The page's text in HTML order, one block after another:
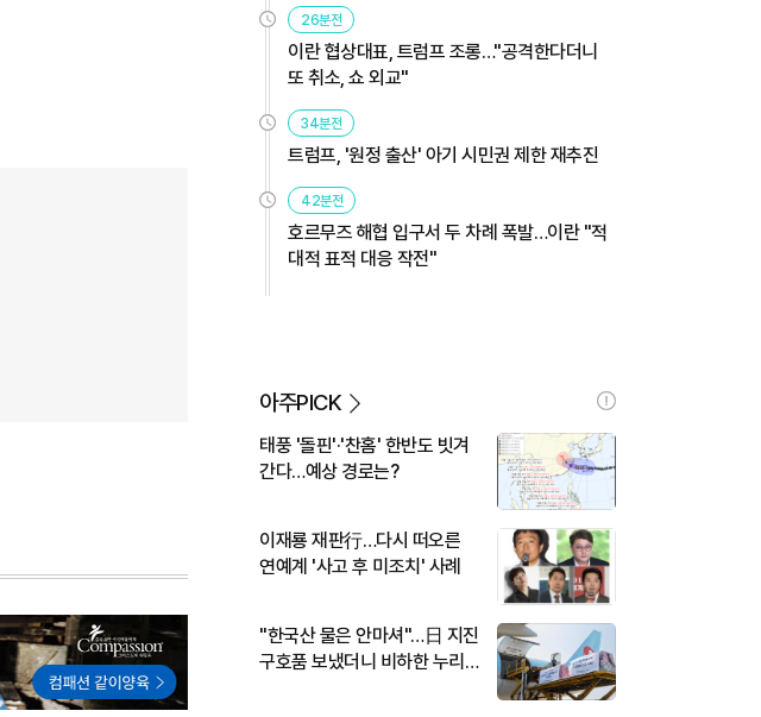
26분전
이란 협상대표, 트럼프 조롱…"공격한다더니
또 취소, 쇼 외교"
34분전
트럼프, '원정 출산' 아기 시민권 제한 재추진
42분전
호르무즈 해협 입구서 두 차례 폭발…이란 "적
대적 표적 대응 작전"
아주PICK
태풍 '돌핀'·'찬홈' 한반도 빗겨
간다…예상 경로는?
이재룡 재판行…다시 떠오른
연예계 '사고 후 미조치' 사례
"한국산 물은 안마셔"…日 지진
구호품 보냈더니 비하한 누리